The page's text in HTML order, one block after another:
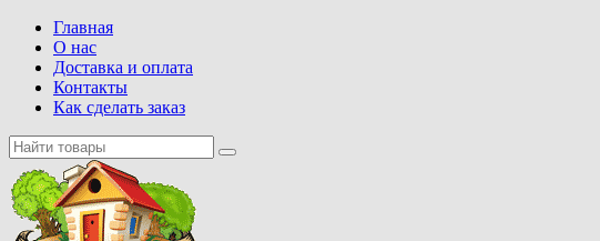
Главная
О нас
Доставка и оплата
Контакты
Как сделать заказ